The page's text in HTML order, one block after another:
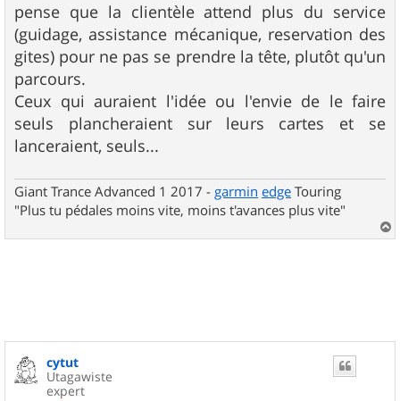
pense que la clientèle attend plus du service
(guidage, assistance mécanique, reservation des
gites) pour ne pas se prendre la tête, plutôt qu'un
parcours.
Ceux qui auraient l'idée ou l'envie de le faire
seuls plancheraient sur leurs cartes et se
lanceraient, seuls...
Giant Trance Advanced 1 2017 - garmin edge Touring
"Plus tu pédales moins vite, moins t'avances plus vite"
a
cytut
Utagawiste
expert